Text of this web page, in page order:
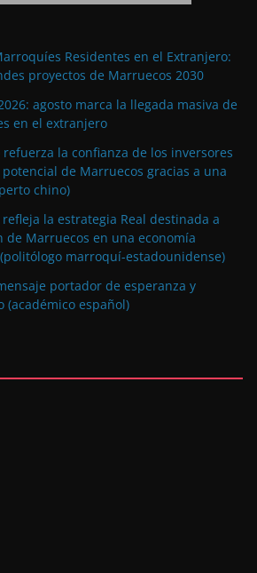
Residentes en el Extranjero:
proyectos de Marruecos 2030
agosto marca la llegada masiva de
en el extranjero
la confianza de los inversores
de Marruecos gracias a una
chino)
la estrategia Real destinada a
de Marruecos en una economía
marroquí-estadounidense)
portador de esperanza y
español)